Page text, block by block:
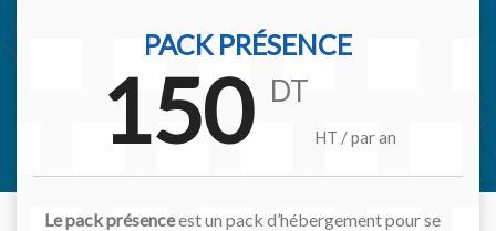
PACK PRÉSENCE
150 DT
HT / par an
Le pack présenceest un pack d’hébergement pour se